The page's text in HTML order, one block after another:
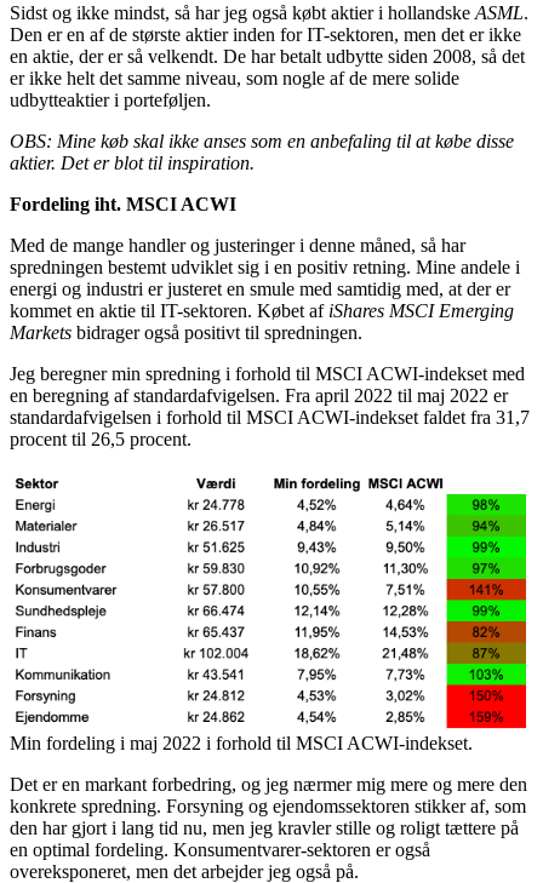
Sidst og ikke mindst, så har jeg også købt aktier i hollandske ASML.
Den er en af de største aktier inden for IT-sektoren, men det er ikke
en aktie, der er så velkendt. De har betalt udbytte siden 2008, så det
er ikke helt det samme niveau, som nogle af de mere solide
udbytteaktier i porteføljen.
OBS: Mine køb skal ikke anses som en anbefaling til at købe disse
aktier. Det er blot til inspiration.
Fordeling iht. MSCI ACWI
Med de mange handler og justeringer i denne måned, så har
spredningen bestemt udviklet sig i en positiv retning. Mine andele i
energi og industri er justeret en smule med samtidig med, at der er
kommet en aktie til IT-sektoren. Købet af iShares MSCI Emerging
Markets bidrager også positivt til spredningen.
Jeg beregner min spredning i forhold til MSCI ACWI-indekset med
en beregning af standardafvigelsen. Fra april 2022 til maj 2022 er
standardafvigelsen i forhold til MSCI ACWI-indekset faldet fra 31,7
procent til 26,5 procent.
Min fordeling i maj 2022 i forhold til MSCI ACWI-indekset.
Det er en markant forbedring, og jeg nærmer mig mere og mere den
konkrete spredning. Forsyning og ejendomssektoren stikker af, som
den har gjort i lang tid nu, men jeg kravler stille og roligt tættere på
en optimal fordeling. Konsumentvarer-sektoren er også
overeksponeret, men det arbejder jeg også på.